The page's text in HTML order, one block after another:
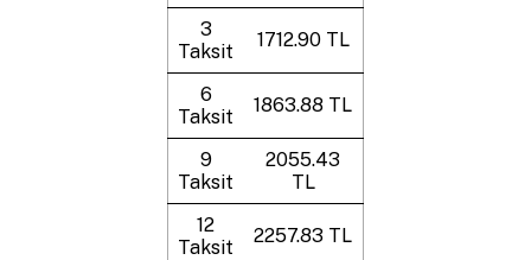
3
Taksit
1712.90 TL
6
Taksit
1863.88 TL
9
Taksit
2055.43
TL
12
Taksit
2257.83 TL